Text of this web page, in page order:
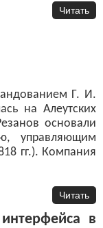
Читать
Г. И.
на Алеутских
основали
управляющим
гг.). Компания
Читать
в